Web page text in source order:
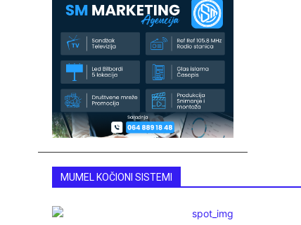
MUMEL KOČIONI SISTEMI